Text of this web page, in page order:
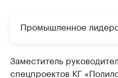
Промышленное
Заместитель
спецпроектов КГ